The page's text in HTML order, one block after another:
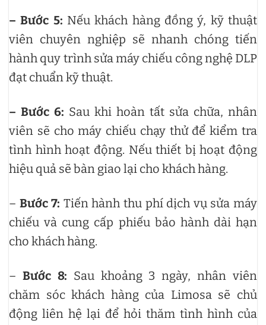
– Bước 5: Nếu khách hàng đồng ý, kỹ thuật
viên chuyên nghiệp sẽ nhanh chóng tiến
hành quy trình sửa máy chiếu công nghệ DLP
đạt chuẩn kỹ thuật.
– Bước 6: Sau khi hoàn tất sửa chữa, nhân
viên sẽ cho máy chiếu chạy thử để kiểm tra
tình hình hoạt động. Nếu thiết bị hoạt động
hiệu quả sẽ bàn giao lại cho khách hàng.
– Bước 7: Tiến hành thu phí dịch vụ sửa máy
chiếu và cung cấp phiếu bảo hành dài hạn
cho khách hàng.
– Bước 8: Sau khoảng 3 ngày, nhân viên
chăm sóc khách hàng của Limosa sẽ chủ
động liên hệ lại để hỏi thăm tình hình của